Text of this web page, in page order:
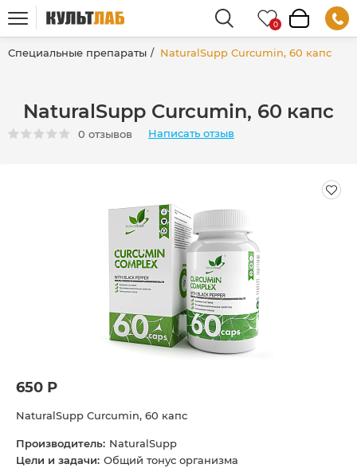
Специальные препараты NaturalSupp Curcumin, 60 капс
NaturalSupp Curcumin, 60 капс
0 отзывов Написать отзыв
650 Р
NaturalSupp Curcumin, 60 капс
Производитель: NaturalSupp
Цели и задачи: Общий тонус организма